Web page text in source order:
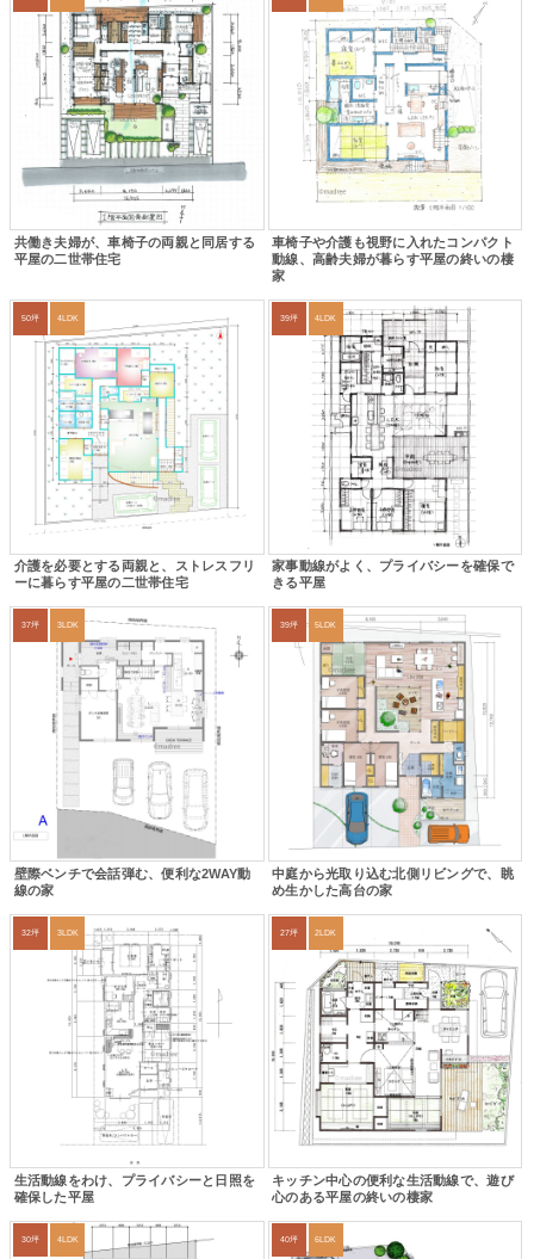
共働き夫婦が、車椅子の両親と同居する
平屋の二世帯住宅
車椅子や介護も視野に入れたコンパクト
動線、高齢夫婦が暮らす平屋の終いの棲
家
50坪 4LDK
介護を必要とする両親と、ストレスフリ
ーに暮らす平屋の二世帯住宅
39坪 4LDK
家事動線がよく、プライバシーを確保で
きる平屋
37坪 3LDK
壁際ベンチで会話弾む、便利な2WAY動
線の家
39坪 5LDK
中庭から光取り込む北側リビングで、眺
め生かした高台の家
32坪 3LDK
生活動線をわけ、プライバシーと日照を
確保した平屋
27坪 2LDK
キッチン中心の便利な生活動線で、遊び
心のある平屋の終いの棲家
30坪 4LDK 40坪 6LDK